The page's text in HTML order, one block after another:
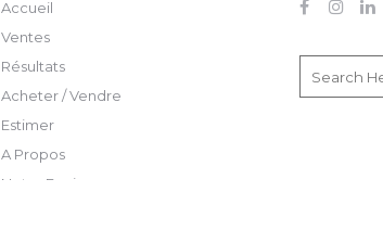
Accueil
Ventes
Résultats
Acheter / Vendre
Estimer
A Propos
Notre Equipe